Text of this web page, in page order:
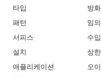
타입
방
패턴
임
서피스
수
설치
상
애플리케이션
오